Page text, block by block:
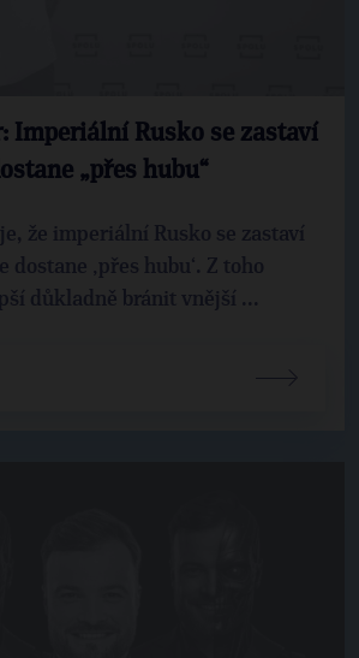
Imperiální Rusko se zastaví
„přes hubu“
že imperiální Rusko se zastaví
dostane ‚přes hubu‘. Z toho
důkladně bránit vnější ...